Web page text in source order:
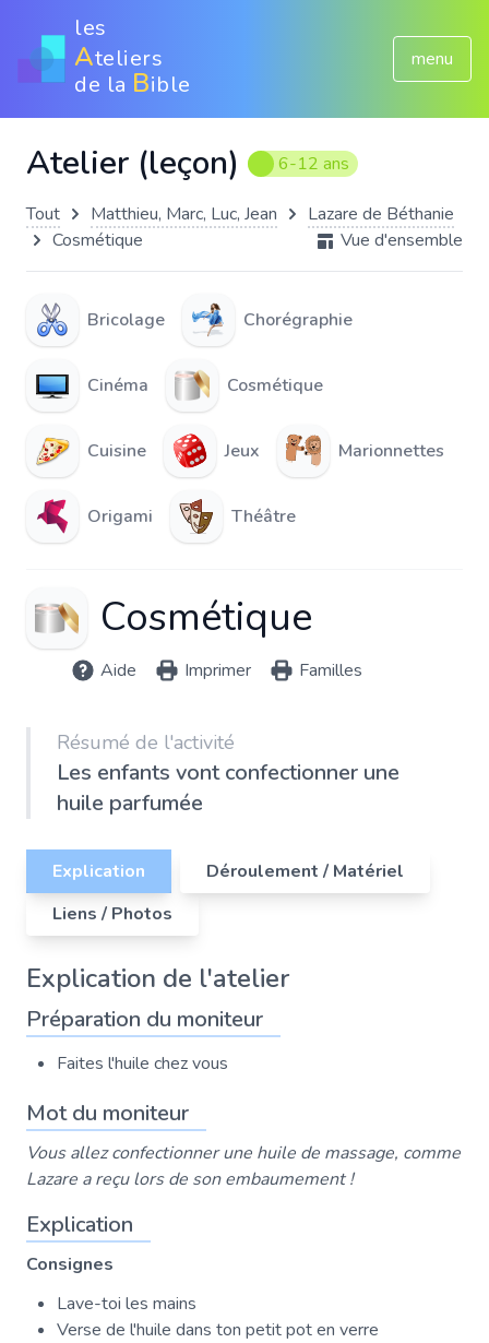
les
Ateliers
de la Bible
menu
Atelier (leçon) 6-12 ans
Tout Matthieu, Marc, Luc, Jean
Lazare de Béthanie
Cosmétique
Vue d'ensemble
Bricolage Chorégraphie
Cinéma Cosmétique
Cuisine Jeux Marionnettes
Origami Théâtre
Cosmétique
Aide Imprimer Familles
Résumé de l'activité
Les enfants vont confectionner une
huile parfumée
Explication
Déroulement / Matériel
Liens / Photos
Explication de l'atelier
Préparation du moniteur
Faites l'huile chez vous
Mot du moniteur
Vous allez confectionner une huile de massage, comme
Lazare a reçu lors de son embaumement !
Explication
Consignes
Lave-toi les mains
Verse de l'huile dans ton petit pot en verre